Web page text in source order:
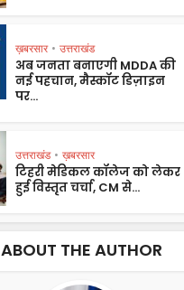
ख़बरसार • उत्तराखंड
अब जनता बनाएगी MDDA की
नई पहचान, मैस्कॉट डिज़ाइन
पर...
उत्तराखंड • ख़बरसार
टिहरी मेडिकल कॉलेज को लेकर
हुई विस्तृत चर्चा, CM से...
ABOUT THE AUTHOR